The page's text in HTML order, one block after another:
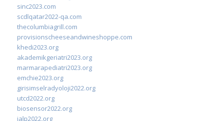
sinc2023.com
scdlqatar2022-qa.com
thecolumbiagrill.com
provisionscheeseandwineshoppe.com
khedi2023.org
akademikgeriatri2023.org
marmarapediatri2023.org
emchie2023.org
girisimselradyoloji2022.org
utcd2022.org
biosensor2022.org
ialp2022.org